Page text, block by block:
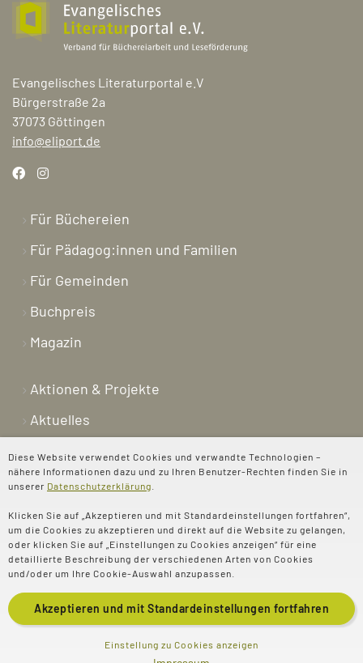
Diese Website verwendet Cookies und verwandte Technologien –
nähere Informationen dazu und zu Ihren Benutzer-Rechten finden Sie in
unserer Datenschutzerklärung
Klicken Sie auf „Akzeptieren und mit Standardeinstellungen fortfahren“,
um die Cookies zu akzeptieren und direkt auf die Website zu gelangen,
oder klicken Sie auf „Einstellungen zu Cookies anzeigen“ für eine
detaillierte Beschreibung der verschiedenen Arten von Cookies
und/oder um Ihre Cookie-Auswahl anzupassen.
Akzeptieren und mit Standardeinstellungen fortfahren
Einstellung zu Cookies anzeigen
Evangelisches Literaturportal e.V
Bürgerstraße 2a
37073 Göttingen
info@eliport.de
Für Büchereien
Für Pädagog:innen und Familien
Für Gemeinden
Buchpreis
Magazin
Aktionen & Projekte
Aktuelles
Newsletter
Shop
Kontakt
Über uns
Spenden
© 2025 Evangelisches
Impressum